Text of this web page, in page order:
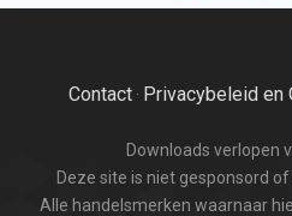
Contact· Privacybeleid en
Downloads verlopen
Deze site is niet gesponsord
Alle handelsmerken waarnaar